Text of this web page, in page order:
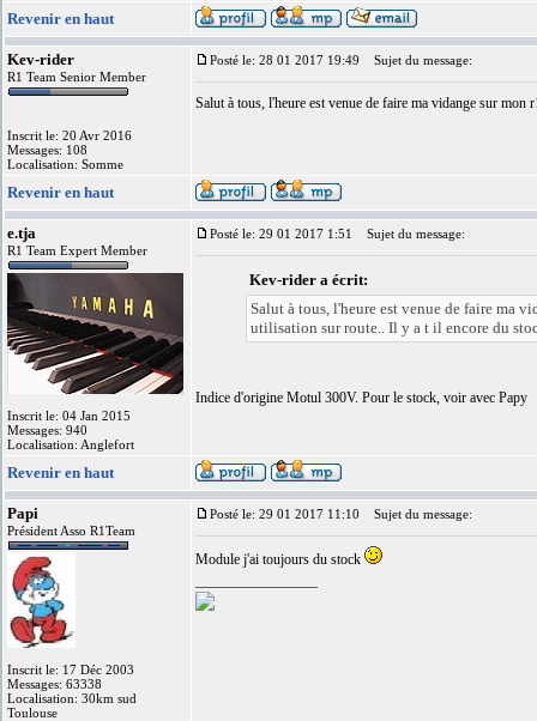
Revenir en haut
Kev-rider
R1 Team Senior Member
Inscrit le: 20 Avr 2016
Messages: 108
Localisation: Somme
Posté le: 28 01 2017 19:49 Sujet du message:
Salut à tous, l'heure est venue de faire ma vidange sur
Revenir en haut
e.tja
R1 Team Expert Member
Inscrit le: 04 Jan 2015
Messages: 940
Localisation: Anglefort
Posté le: 29 01 2017 1:51 Sujet du message:
Kev-rider a écrit:
Salut à tous, l'heure est venue de faire ma
utilisation sur route.. Il y a t il encore du
Indice d'origine Motul 300V. Pour le stock, voir avec Papy
Revenir en haut
Papi
Président Asso R1Team
Inscrit le: 17 Déc 2003
Messages: 63338
Localisation: 30km sud
Toulouse
Posté le: 29 01 2017 11:10 Sujet du message:
Module j'ai toujours du stock